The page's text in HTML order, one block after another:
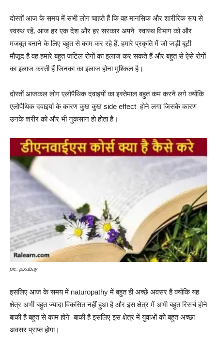
दोस्तों आज के समय में सभी लोग चाहते हैं कि वह मानसिक और शारीरिक रूप से
स्वस्थ रहें. आज हर एक देश और हर सरकार अपने स्वास्थ विभाग को और
मजबूत बनाने के लिए बहुत से काम कर रहे हैं.हमारे प्रकृति में जो जड़ी बूटी
मौजूद है वह हमारे बहुत जटिल रोगों का इलाज कर सकते हैं और बहुत से ऐसे रोगों
का इलाज करती हैं जिनका का इलाज होना मुश्किल है।
दोस्तों आजकल लोग एलोपैथिक दवाइयों का इस्तेमाल बहुत कम करने लगे क्योंकि
एलोपैथिक दवाइयां के कारण कुछ कुछ side effect होने लगा जिसके कारण
उनके शरीर को और भी नुकसान हो होता है।
pic: pixabay
इसलिए आज के समय में naturopathy में बहुत ही अच्छे अवसर है क्योंकि यह
क्षेत्र अभी बहुत ज्यादा विकसित नहीं हुआ है और इस क्षेत्र में अभी बहुत रिसर्च होने
बाकी है बहुत से काम होने बाकी है इसलिए इस क्षेत्र में युवाओं को बहुत अच्छा
अवसर प्राप्त होगा।